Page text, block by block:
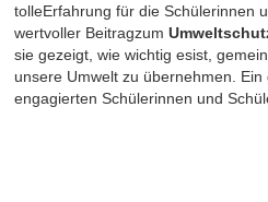
tolleErfahrung für die Schülerinnen
wertvoller Beitragzum
sie gezeigt, wie wichtig esist,
unsere Umwelt zu übernehmen.
engagierten Schülerinnen und